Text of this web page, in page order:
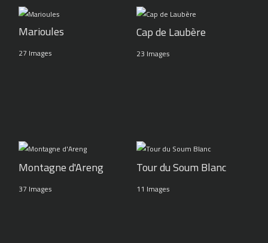
Marioules
27 Images
Cap de Laubère
23 Images
Montagne d'Areng
37 Images
Tour du Soum Blanc
11 Images